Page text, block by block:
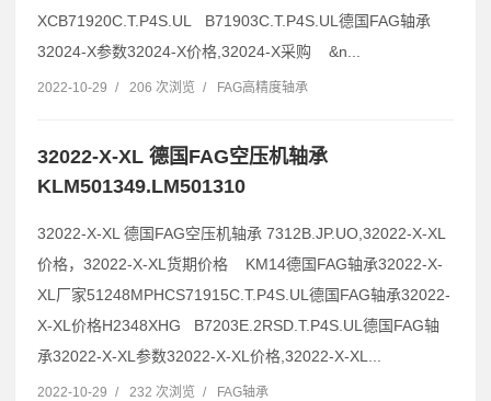
XCB71920C.T.P4S.UL B71903C.T.P4S.UL德国FAG轴承
32024-X参数32024-X价格,32024-X采购 &n...
2022-10-29 / 206 次浏览 / FAG高精度轴承
32022-X-XL 德国FAG空压机轴承
KLM501349.LM501310
32022-X-XL 德国FAG空压机轴承 7312B.JP.UO,32022-X-XL
价格，32022-X-XL货期价格 KM14德国FAG轴承32022-X-
XL厂家51248MPHCS71915C.T.P4S.UL德国FAG轴承32022-
X-XL价格H2348XHG B7203E.2RSD.T.P4S.UL德国FAG轴
承32022-X-XL参数32022-X-XL价格,32022-X-XL...
2022-10-29 / 232 次浏览 / FAG轴承